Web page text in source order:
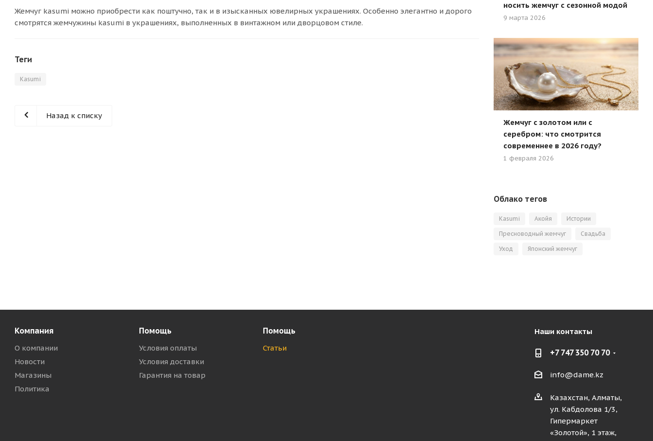
Жемчуг kasumi можно приобрести как поштучно, так и в изысканных ювелирных украшениях. Особенно элегантно и дорого
смотрятся жемчужины kasumi в украшениях, выполненных в винтажном или дворцовом стиле.
Теги
Kasumi
Назад к списку
носить жемчуг с сезонной модой
9 марта 2026
Жемчуг с золотом или с
серебром: что смотрится
современнее в 2026 году?
1 февраля 2026
Облако тегов
Kasumi Акойя Истории
Пресноводный жемчуг Свадьба
Уход Японский жемчуг
Компания
О компании
Новости
Магазины
Политика
Помощь
Условия оплаты
Условия доставки
Гарантия на товар
Помощь
Статьи
Наши контакты
+7 747 350 70 70
info@dame.kz
Казахстан, Алматы,
ул. Кабдолова 1/3,
Гипермаркет
«Золотой», 1 этаж,